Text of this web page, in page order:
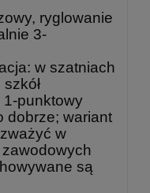
ryglowanie
3-
w szatniach
punktowy
dobrze; wariant
w
są